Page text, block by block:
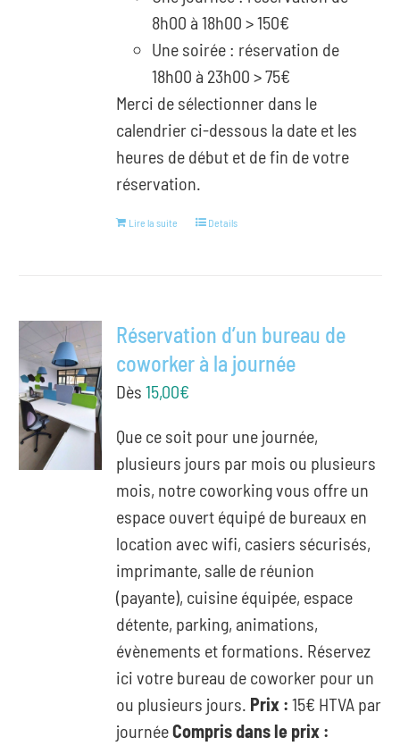
8h00 à 18h00 > 150€
Une soirée : réservation de
18h00 à 23h00 > 75€
Merci de sélectionner dans le
calendrier ci-dessous la date et les
heures de début et de fin de votre
réservation.
Lire la suite Details
Réservation d’un bureau de
coworker à la journée
Dès15,00€
Que ce soit pour une journée,
plusieurs jours par mois ou plusieurs
mois, notre coworking vous offre un
espace ouvert équipé de bureaux en
location avec wifi, casiers sécurisés,
imprimante, salle de réunion
(payante), cuisine équipée, espace
détente, parking, animations,
évènements et formations. Réservez
ici votre bureau de coworker pour un
ou plusieurs jours. Prix : 15€ HTVA par
journéeCompris dans le prix :